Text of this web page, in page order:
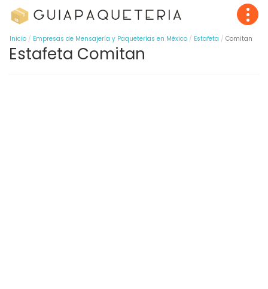
Inicio Empresas de Mensajería y Paqueterías en México Estafeta Comitan
Estafeta Comitan